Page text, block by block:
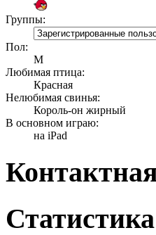
Группы:
Пол:
М
Любимая птица:
Красная
Нелюбимая свинья:
Король-он жирный
В основном играю:
на iPad